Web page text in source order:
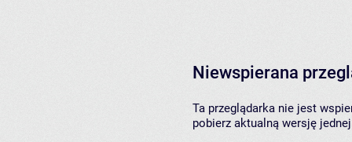
Niewspierana
Ta przeglądarka nie jest
pobierz aktualną wersję